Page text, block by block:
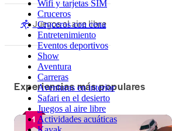
Wifi y tarjetas SIM
Cruceros
Cruceros con cena
Entretenimiento
Eventos deportivos
Show
Aventura
Carreras
Aventuras en interior
Safari en el desierto
Juegos al aire libre
Actividades acuáticas
Juegos al aire libre
Experiencias más populares
1